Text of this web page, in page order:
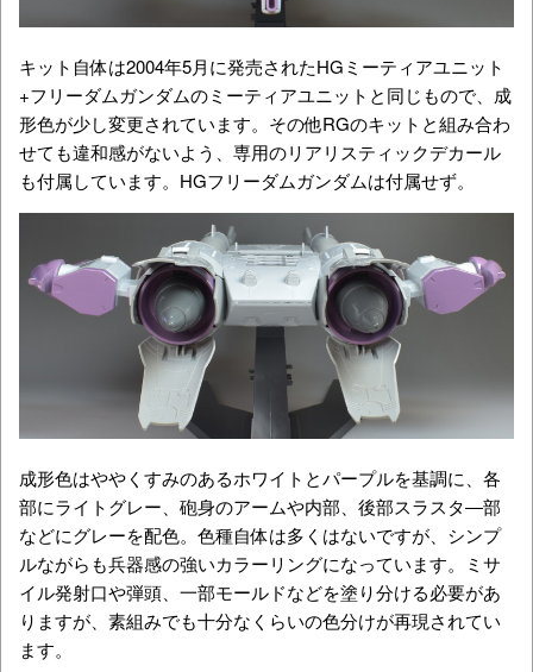
キット自体は2004年5月に発売されたHGミーティアユニット
+フリーダムガンダムのミーティアユニットと同じもので、成
形色が少し変更されています。その他RGのキットと組み合わ
せても違和感がないよう、専用のリアリスティックデカール
も付属しています。HGフリーダムガンダムは付属せず。
成形色はややくすみのあるホワイトとパープルを基調に、各
部にライトグレー、砲身のアームや内部、後部スラスタ―部
などにグレーを配色。色種自体は多くはないですが、シンプ
ルながらも兵器感の強いカラーリングになっています。ミサ
イル発射口や弾頭、一部モールドなどを塗り分ける必要があ
りますが、素組みでも十分なくらいの色分けが再現されてい
ます。